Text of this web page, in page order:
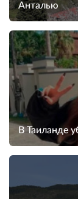
Анталью
В Таиланде